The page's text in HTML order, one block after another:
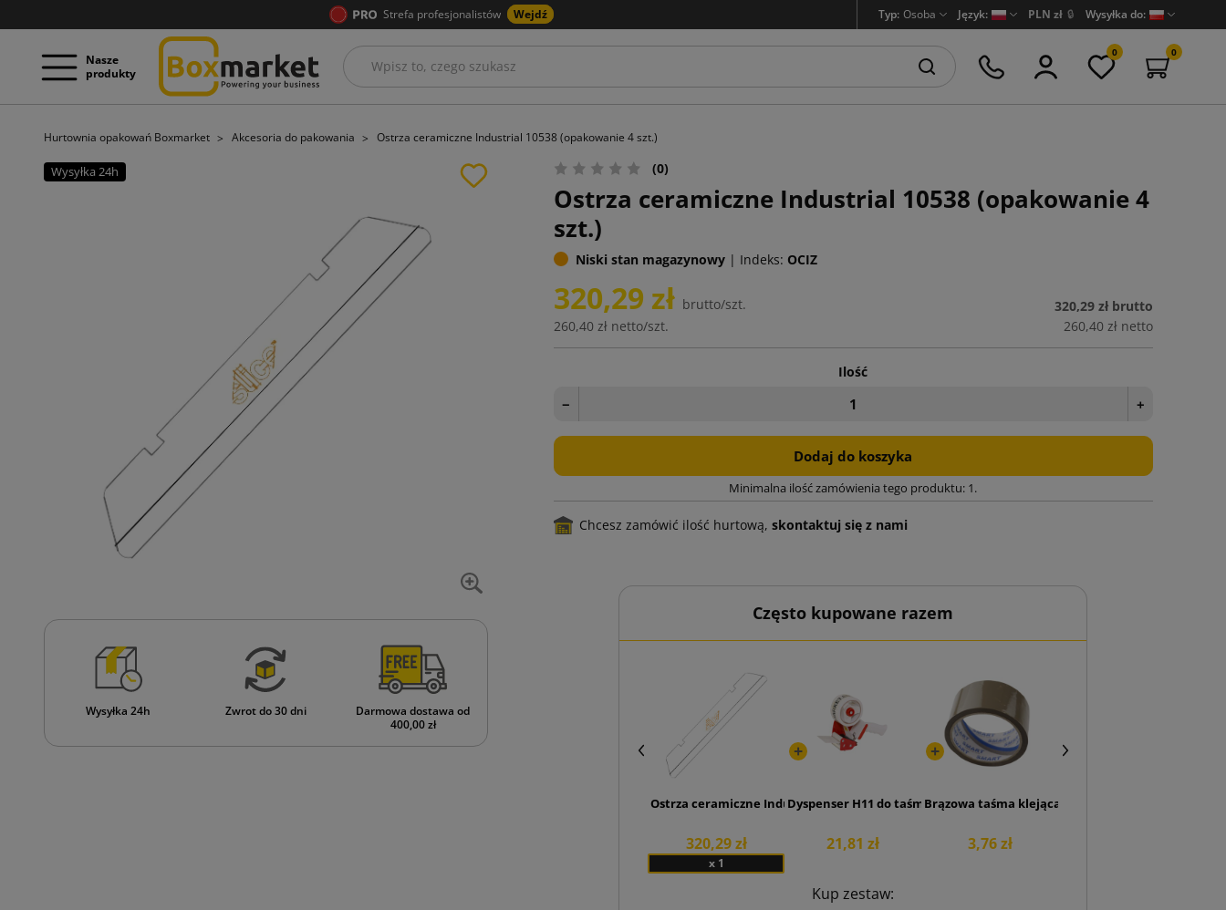
Strefa profesjonalistów Wejdź Typ: Osoba Język: PLN zł 🔒 Wysyłka do:
Nasze
produkty
0 0
Hurtownia opakowań Boxmarket Akcesoria do pakowania Ostrza ceramiczne Industrial 10538 (opakowanie 4 szt.)
Wysyłka 24h
Wysyłka 24h Zwrot do 30 dni
Darmowa dostawa od
400,00 zł
(0)
Ostrza ceramiczne Industrial 10538 (opakowanie 4
szt.)
Niski stan magazynowy| Indeks: OCIZ
320,29 zł brutto/szt.
260,40 zł netto/szt.
320,29 zł brutto
260,40 zł netto
Ilość
− +
Dodaj do koszyka
Minimalna ilość zamówienia tego produktu: 1.
Chcesz zamówić ilość hurtową, skontaktuj się z nami
Często kupowane razem
Ostrza ceramiczne Industrial 10538 (opakowanie 4 szt.)
320,29 zł
x 1
Dyspenser H11 do taśmy 50mm
21,81 zł
Brązowa taśma klejąca SMART Akryl 48/50
3,76 zł
Kup zestaw: